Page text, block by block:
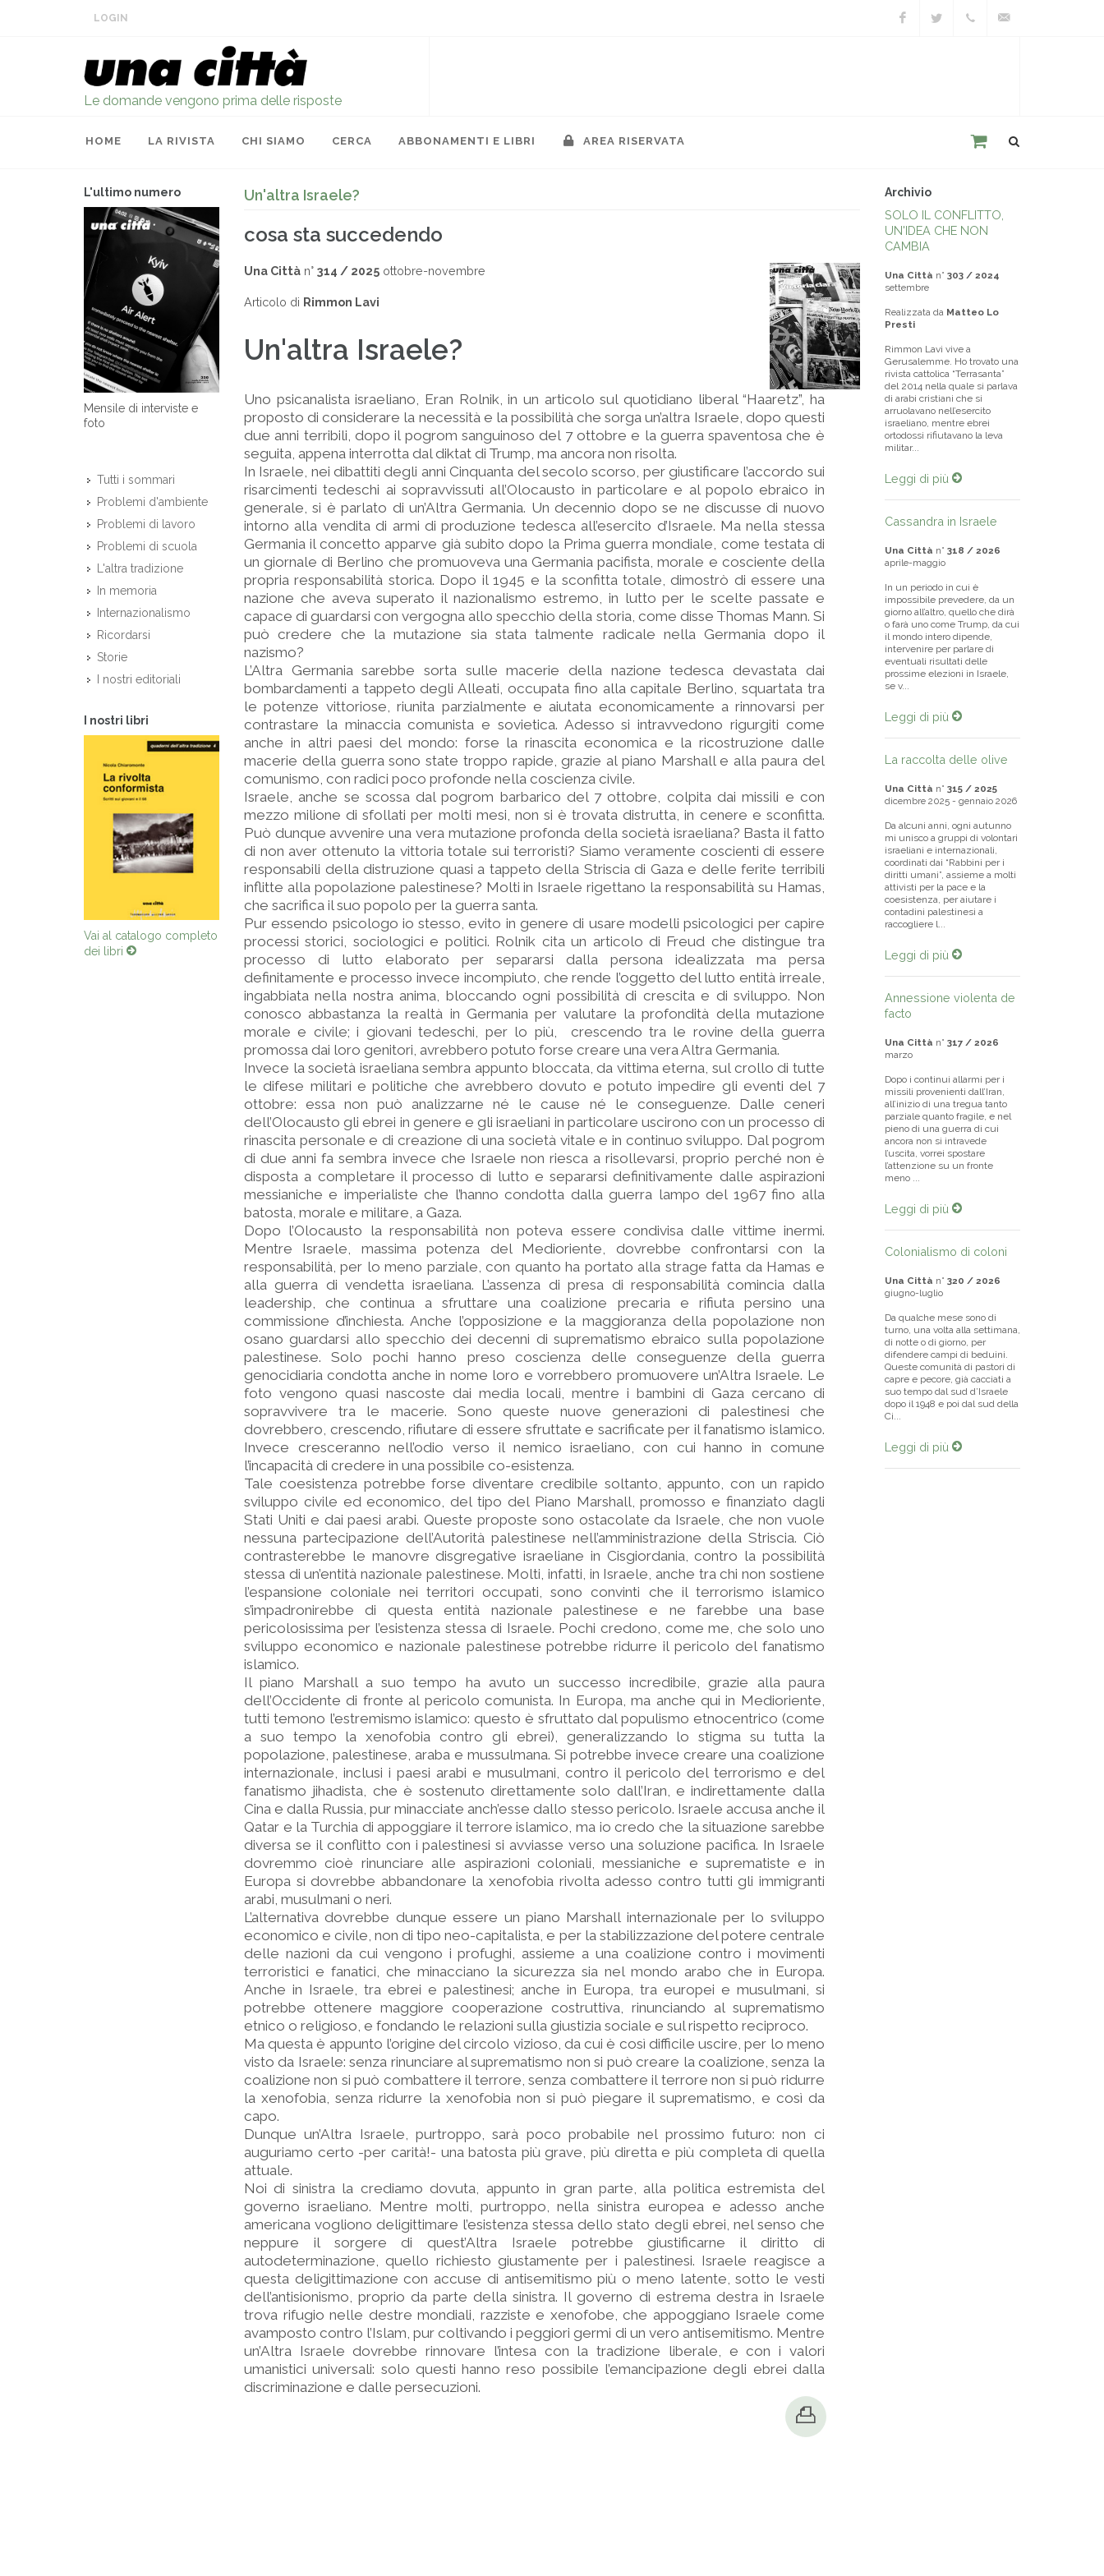
LOGIN
Le domande vengono prima delle risposte
HOME LA RIVISTA CHI SIAMO CERCA ABBONAMENTI E LIBRI AREA RISERVATA
L'ultimo numero
Mensile di interviste e
foto
Tutti i sommari
Problemi d'ambiente
Problemi di lavoro
Problemi di scuola
L'altra tradizione
In memoria
Internazionalismo
Ricordarsi
Storie
I nostri editoriali
I nostri libri
Vai al catalogo completo
dei libri
Un'altra Israele?
cosa sta succedendo
Una Città n° 314 / 2025 ottobre-novembre
Articolo di Rimmon Lavi
Un'altra Israele?
Uno psicanalista israeliano, Eran Rolnik, in un articolo sul quotidiano liberal “Haaretz”, ha
proposto di considerare la necessità e la possibilità che sorga un’altra Israele, dopo questi
due anni terribili, dopo il pogrom sanguinoso del 7 ottobre e la guerra spaventosa che è
seguita, appena interrotta dal diktat di Trump, ma ancora non risolta.
In Israele, nei dibattiti degli anni Cinquanta del secolo scorso, per giustificare l’accordo sui
risarcimenti tedeschi ai sopravvissuti all’Olocausto in particolare e al popolo ebraico in
generale, si è parlato di un’Altra Germania. Un decennio dopo se ne discusse di nuovo
intorno alla vendita di armi di produzione tedesca all’esercito d’Israele. Ma nella stessa
Germania il concetto apparve già subito dopo la Prima guerra mondiale, come testata di
un giornale di Berlino che promuoveva una Germania pacifista, morale e cosciente della
propria re­sponsabilità storica. Dopo il 1945 e la sconfitta totale, dimostrò di essere una
nazione che aveva superato il nazionalismo estremo, in lutto per le scelte passate e
capace di guardarsi con vergogna allo specchio della storia, come disse Thomas Mann. Si
può credere che la mutazione sia stata talmente radicale nella Germania dopo il
nazismo?
L’Altra Germania sarebbe sorta sulle macerie della nazione tedesca devastata dai
bombardamenti a tappeto degli Alleati, occupata fino alla capitale Berlino, squartata tra
le potenze vittoriose, riunita parzialmente e aiutata economicamente a rinnovarsi per
contrastare la minaccia comunista e sovietica. Adesso si intravvedono rigurgiti come
anche in altri paesi del mondo: forse la rinascita economica e la ricostruzione dalle
macerie della guerra sono state troppo rapide, grazie al piano Marshall e alla paura del
comunismo, con radici poco profonde nella coscienza civile.
Israele, anche se scossa dal pogrom barbarico del 7 ottobre, colpita dai missili e con
mezzo milione di sfollati per molti mesi, non si è trovata distrutta, in cenere e sconfitta.
Può dunque avvenire una vera mutazione profonda della società israeliana? Basta il fatto
di non aver ottenuto la vittoria totale sui terroristi? Siamo veramente coscienti di essere
responsabili della distruzione quasi a tappeto della Striscia di Gaza e delle ferite terribili
inflitte alla popolazione palestinese? Molti in Israele rigettano la responsabilità su Hamas,
che sacrifica il suo popolo per la guerra santa.
Pur essendo psicologo io stesso, evito in genere di usare modelli psicologici per capire
processi storici, sociologici e politici. Rolnik cita un articolo di Freud che distingue tra
processo di lutto elaborato per separarsi dalla persona idealizzata ma persa
definitamente e processo invece incompiuto, che rende l’oggetto del lutto entità irreale,
ingabbiata nella nostra anima, bloccando ogni possibilità di crescita e di sviluppo. Non
conosco abbastanza la realtà in Germania per valutare la profondità della mutazione
morale e civile; i giovani tedeschi, per lo più, crescendo tra le rovine della guerra
promossa dai loro genitori, avrebbero potuto forse creare una vera Altra Germania.
Invece la società israeliana sembra appunto bloccata, da vittima eterna, sul crollo di tutte
le difese militari e politiche che avrebbero dovuto e potuto impedire gli eventi del 7
ottobre: essa non può analizzarne né le cause né le conseguenze. Dalle ceneri
dell’Olocausto gli ebrei in genere e gli israeliani in particolare uscirono con un processo di
rinascita personale e di creazione di una società vitale e in continuo sviluppo. Dal pogrom
di due anni fa sembra invece che Israele non riesca a risollevarsi, proprio perché non è
disposta a completare il processo di lutto e separarsi definitivamente dalle aspirazioni
messianiche e imperialiste che l’hanno condotta dalla guerra lampo del 1967 fino alla
batosta, morale e militare, a Gaza.
Dopo l’Olocausto la responsabilità non poteva essere condivisa dalle vittime inermi.
Mentre Israele, massima potenza del Medioriente, dovrebbe confrontarsi con la
responsabilità, per lo meno parziale, con quanto ha portato alla strage fatta da Hamas e
alla guerra di vendetta israeliana. L’assenza di presa di responsabilità comincia dalla
leadership, che continua a sfruttare una coalizione precaria e rifiuta persino una
commissione d’inchiesta. Anche l’opposizione e la maggioranza della popolazione non
osano guardarsi allo specchio dei decenni di suprematismo ebraico sulla popolazione
palestinese. Solo pochi hanno preso coscienza delle conseguenze della guerra
genocidiaria condotta anche in nome loro e vorrebbero promuovere un’Altra Israele. Le
foto vengono quasi nascoste dai media locali, mentre i bambini di Gaza cercano di
sopravvivere tra le macerie. Sono queste nuove generazioni di palestinesi che
dovrebbero, crescendo, rifiutare di essere sfruttate e sacrificate per il fanatismo islamico.
Invece cresceranno nell’odio verso il nemico israeliano, con cui hanno in comune
l’incapacità di credere in una possibile co-esistenza.
Tale coesistenza potrebbe forse diventare credibile soltanto, appunto, con un rapido
sviluppo civile ed economico, del tipo del Piano Marshall, promosso e finanziato dagli
Stati Uniti e dai paesi arabi. Queste proposte sono ostacolate da Israele, che non vuole
nessuna partecipazione dell’Autorità palestinese nell’amministrazione della Striscia. Ciò
contrasterebbe le manovre disgregative israeliane in Cisgiordania, contro la possibilità
stessa di un’entità nazionale palestinese. Molti, infatti, in Israele, anche tra chi non sostiene
l’espansione coloniale nei territori occupati, sono convinti che il terrorismo islamico
s’impadronirebbe di questa entità nazionale palestinese e ne farebbe una base
pericolosissima per l’esistenza stessa di Israele. Pochi credono, come me, che solo uno
sviluppo economico e nazionale palestinese potrebbe ridurre il pericolo del fanatismo
islamico.
Il piano Marshall a suo tempo ha avuto un successo incredibile, grazie alla paura
dell’Occidente di fronte al pericolo comunista. In Europa, ma anche qui in Medioriente,
tutti temono l’estremismo islamico: questo è sfruttato dal populismo etnocentrico (come
a suo tempo la xenofobia contro gli ebrei), generalizzando lo stigma su tutta la
popolazione, palestinese, araba e mussulmana. Si potrebbe invece creare una coalizione
internazionale, inclusi i paesi arabi e musulmani, contro il pericolo del terrorismo e del
fanatismo jihadista, che è sostenuto direttamente solo dall’Iran, e indirettamente dalla
Cina e dalla Russia, pur minacciate anch’esse dallo stesso pericolo. Israele accusa anche il
Qatar e la Turchia di appoggiare il terrore islamico, ma io credo che la situazione sarebbe
diversa se il conflitto con i palestinesi si avviasse verso una soluzione pacifica. In Israele
dovremmo cioè rinunciare alle aspirazioni coloniali, messianiche e suprematiste e in
Europa si dovrebbe abbandonare la xenofobia rivolta adesso contro tutti gli immigranti
arabi, musulmani o neri.
L’alternativa dovrebbe dunque essere un piano Marshall internazionale per lo sviluppo
economico e civile, non di tipo neo-capitalista, e per la stabilizzazione del potere centrale
delle nazioni da cui vengono i profughi, assieme a una coalizione contro i movimenti
terroristici e fanatici, che minacciano la sicurezza sia nel mondo arabo che in Europa.
Anche in Israele, tra ebrei e palestinesi; anche in Europa, tra europei e musulmani, si
potrebbe ottenere maggiore cooperazione costruttiva, rinunciando al suprematismo
etnico o religioso, e fondando le relazioni sulla giustizia sociale e sul rispetto reciproco.
Ma questa è appunto l’origine del circolo vizioso, da cui è così difficile uscire, per lo meno
visto da Israele: senza rinunciare al suprematismo non si può creare la coalizione, senza la
coalizione non si può combattere il terrore, senza combattere il terrore non si può ridurre
la xenofobia, senza ridurre la xenofobia non si può piegare il suprematismo, e così da
capo.
Dunque un’Altra Israele, purtroppo, sarà poco probabile nel prossimo futuro: non ci
auguriamo certo -per carità!- una batosta più grave, più diretta e più completa di quella
attuale.
Noi di sinistra la crediamo dovuta, appunto in gran parte, alla politica estremista del
governo israeliano. Mentre molti, purtroppo, nella sinistra europea e adesso anche
americana vogliono deligittimare l’esistenza stessa dello stato degli ebrei, nel senso che
neppure il sorgere di quest’Altra Israele potrebbe giustificarne il diritto di
autodeterminazione, quello richiesto giustamente per i palestinesi. Israele reagisce a
questa deligittimazione con accuse di antisemitismo più o meno latente, sotto le vesti
dell’antisionismo, proprio da parte della sinistra. Il governo di estrema destra in Israele
trova rifugio nelle destre mondiali, razziste e xenofobe, che appoggiano Israele come
avamposto contro l’Islam, pur coltivando i peggiori germi di un vero antisemitismo. Mentre
un’Altra Israele dovrebbe rinnovare l’intesa con la tradizione liberale, e con i valori
umanistici universali: solo questi hanno reso possibile l’emancipazione degli ebrei dalla
discriminazione e dalle persecuzioni.
Archivio
SOLO IL CONFLITTO,
UN'IDEA CHE NON
CAMBIA
Una Città n° 303 / 2024
settembre
Realizzata da Matteo Lo
Presti
Rimmon Lavi vive a
Gerusalemme. Ho trovato una
rivista cattolica “Terrasanta”
del 2014 nella quale si parlava
di arabi cristiani che si
arruolavano nell’esercito
israeliano, mentre ebrei
ortodossi rifiutavano la leva
militar...
Leggi di più
Cassandra in Israele
Una Città n° 318 / 2026
aprile-maggio
In un periodo in cui è
impossibile prevedere, da un
giorno all’altro, quello che dirà
o farà uno come Trump, da cui
il mondo intero dipende,
intervenire per parlare di
eventuali risultati delle
prossime elezioni in Israele,
se v...
Leggi di più
La raccolta delle olive
Una Città n° 315 / 2025
dicembre 2025 - gennaio 2026
Da alcuni anni, ogni autunno
mi unisco a gruppi di volontari
israeliani e internazionali,
coordinati dai “Rabbini per i
diritti umani”, assieme a molti
attivisti per la pace e la
coesistenza, per aiutare i
contadini palestinesi a
raccogliere l...
Leggi di più
Annessione violenta de
facto
Una Città n° 317 / 2026
marzo
Dopo i continui allarmi per i
missili provenienti dall’Iran,
all’inizio di una tregua tanto
parziale quanto fragile, e nel
pieno di una guerra di cui
ancora non si intravede
l’uscita, vorrei spostare
l’attenzione su un fronte
meno ...
Leggi di più
Colonialismo di coloni
Una Città n° 320 / 2026
giugno-luglio
Da qualche mese sono di
turno, una volta alla settimana,
di notte o di giorno, per
difendere campi di beduini.
Queste comunità di pastori di
capre e pecore, già cacciati a
suo tempo dal sud d’Israele
dopo il 1948 e poi dal sud della
Ci...
Leggi di più